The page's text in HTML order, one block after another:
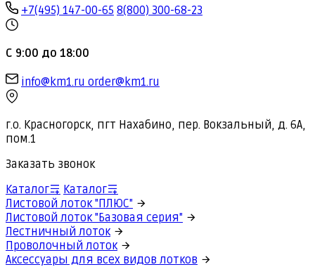
+7(495) 147-00-65 8(800) 300-68-23
С 9:00 до 18:00
info@km1.ru order@km1.ru
г.о. Красногорск, пгт Нахабино, пер. Вокзальный, д. 6А,
пом.1
Заказать звонок
Каталог
Каталог
Листовой лоток "ПЛЮС"
Листовой лоток "Базовая серия"
Лестничный лоток
Проволочный лоток
Аксессуары для всех видов лотков